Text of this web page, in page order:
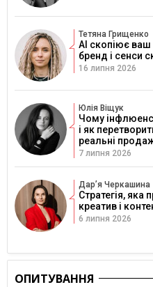
Тетяна Грищенко
AI скопіює ваш
бренд і сенси
16 липня 2026
Юлія Віщук
Чому
і як
реальні
7 липня 2026
Дарʼя Черкашина
Стратегія, яка
креатив і
6 липня 2026
ОПИТУВАННЯ